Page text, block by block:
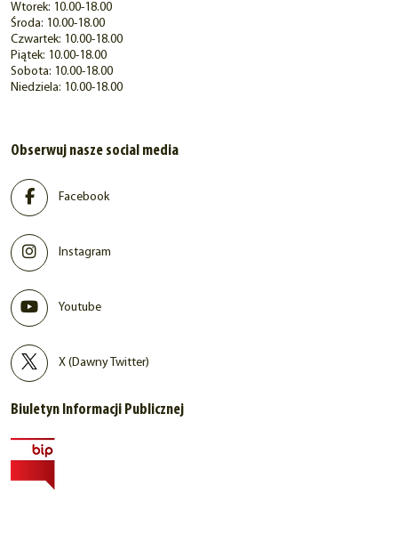
Wtorek: 10.00-18.00
Środa: 10.00-18.00
Czwartek: 10.00-18.00
Piątek: 10.00-18.00
Sobota: 10.00-18.00
Niedziela: 10.00-18.00
Obserwuj nasze social media
Facebook
Instagram
Youtube
X (Dawny Twitter)
Biuletyn Informacji Publicznej